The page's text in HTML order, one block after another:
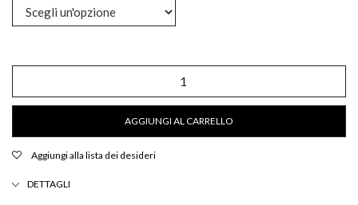
zip
in
nera
AGGIUNGI AL CARRELLO
Aggiungi alla lista dei desideri
DETTAGLI